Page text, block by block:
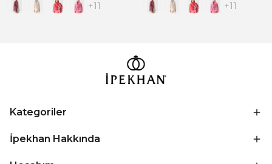
+11 +11
Kategoriler
İpekhan Hakkında